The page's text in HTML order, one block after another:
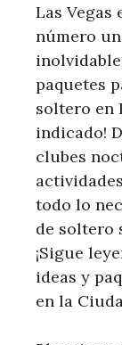
Las Vegas
número
paquetes
soltero en
indicado!
clubes
todo lo
de soltero
¡Sigue
ideas y
en la